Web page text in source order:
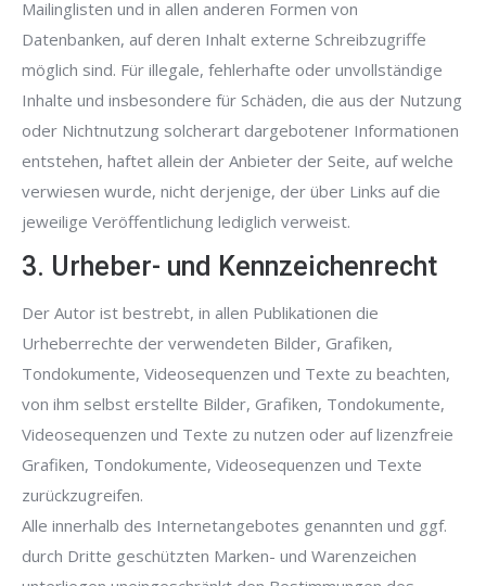
Mailinglisten und in allen anderen Formen von
Datenbanken, auf deren Inhalt externe Schreibzugriffe
möglich sind. Für illegale, fehlerhafte oder unvollständige
Inhalte und insbesondere für Schäden, die aus der Nutzung
oder Nichtnutzung solcherart dargebotener Informationen
entstehen, haftet allein der Anbieter der Seite, auf welche
verwiesen wurde, nicht derjenige, der über Links auf die
jeweilige Veröffentlichung lediglich verweist.
3. Urheber- und Kennzeichenrecht
Der Autor ist bestrebt, in allen Publikationen die
Urheberrechte der verwendeten Bilder, Grafiken,
Tondokumente, Videosequenzen und Texte zu beachten,
von ihm selbst erstellte Bilder, Grafiken, Tondokumente,
Videosequenzen und Texte zu nutzen oder auf lizenzfreie
Grafiken, Tondokumente, Videosequenzen und Texte
zurückzugreifen.
Alle innerhalb des Internetangebotes genannten und ggf.
durch Dritte geschützten Marken- und Warenzeichen